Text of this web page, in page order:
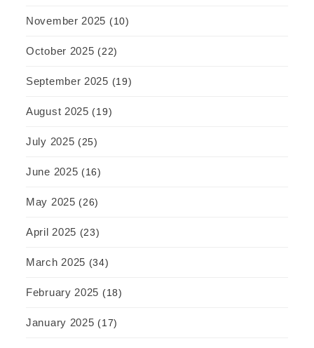
November 2025 (10)
October 2025 (22)
September 2025 (19)
August 2025 (19)
July 2025 (25)
June 2025 (16)
May 2025 (26)
April 2025 (23)
March 2025 (34)
February 2025 (18)
January 2025 (17)